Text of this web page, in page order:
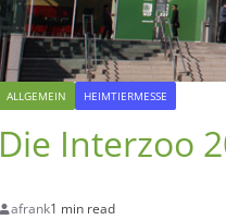
ALLGEMEIN HEIMTIERMESSE
Die Interzoo
afrank1 min read